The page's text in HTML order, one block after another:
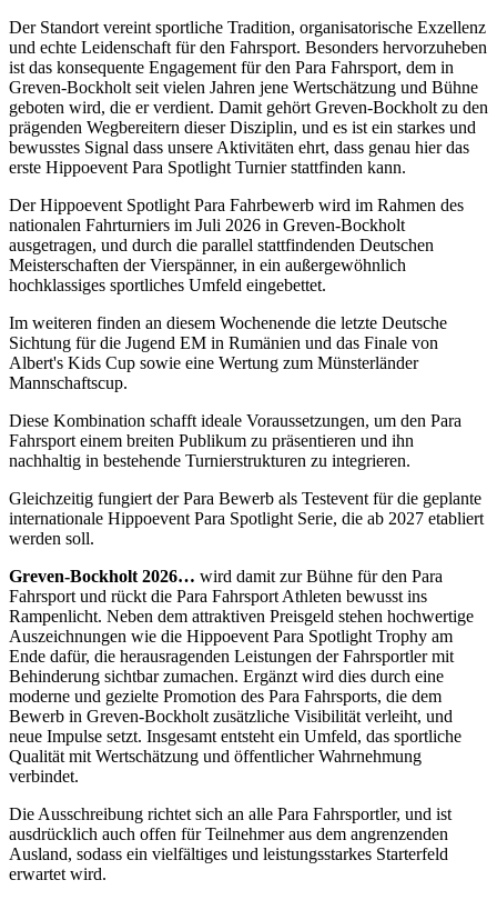
Der Standort vereint sportliche Tradition, organisatorische Exzellenz
und echte Leidenschaft für den Fahrsport. Besonders hervorzuheben
ist das konsequente Engagement für den Para Fahrsport, dem in
Greven-Bockholt seit vielen Jahren jene Wertschätzung und Bühne
geboten wird, die er verdient. Damit gehört Greven-Bockholt zu den
prägenden Wegbereitern dieser Disziplin, und es ist ein starkes und
bewusstes Signal dass unsere Aktivitäten ehrt, dass genau hier das
erste Hippoevent Para Spotlight Turnier stattfinden kann.
Der Hippoevent Spotlight Para Fahrbewerb wird im Rahmen des
nationalen Fahrturniers im Juli 2026 in Greven-Bockholt
ausgetragen, und durch die parallel stattfindenden Deutschen
Meisterschaften der Vierspänner, in ein außergewöhnlich
hochklassiges sportliches Umfeld eingebettet.
Im weiteren finden an diesem Wochenende die letzte Deutsche
Sichtung für die Jugend EM in Rumänien und das Finale von
Albert's Kids Cup sowie eine Wertung zum Münsterländer
Mannschaftscup.
Diese Kombination schafft ideale Voraussetzungen, um den Para
Fahrsport einem breiten Publikum zu präsentieren und ihn
nachhaltig in bestehende Turnierstrukturen zu integrieren.
Gleichzeitig fungiert der Para Bewerb als Testevent für die geplante
internationale Hippoevent Para Spotlight Serie, die ab 2027 etabliert
werden soll.
Greven-Bockholt 2026… wird damit zur Bühne für den Para
Fahrsport und rückt die Para Fahrsport Athleten bewusst ins
Rampenlicht. Neben dem attraktiven Preisgeld stehen hochwertige
Auszeichnungen wie die Hippoevent Para Spotlight Trophy am
Ende dafür, die herausragenden Leistungen der Fahrsportler mit
Behinderung sichtbar zumachen. Ergänzt wird dies durch eine
moderne und gezielte Promotion des Para Fahrsports, die dem
Bewerb in Greven-Bockholt zusätzliche Visibilität verleiht, und
neue Impulse setzt. Insgesamt entsteht ein Umfeld, das sportliche
Qualität mit Wertschätzung und öffentlicher Wahrnehmung
verbindet.
Die Ausschreibung richtet sich an alle Para Fahrsportler, und ist
ausdrücklich auch offen für Teilnehmer aus dem angrenzenden
Ausland, sodass ein vielfältiges und leistungsstarkes Starterfeld
erwartet wird.